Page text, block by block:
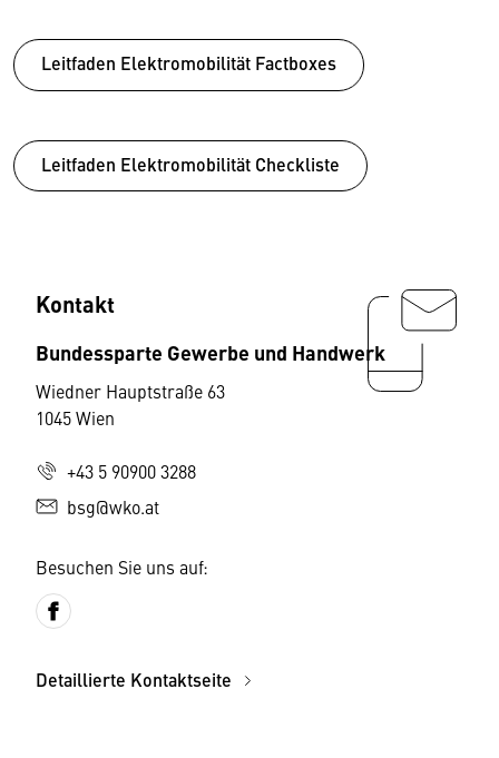
Leitfaden Elektromobilität Factboxes
Leitfaden Elektromobilität Checkliste
Kontakt
Bundessparte Gewerbe und Handwerk
Wiedner Hauptstraße 63
1045 Wien
+43 5 90900 3288
bsg@wko.at
Besuchen Sie uns auf:
Detaillierte Kontaktseite